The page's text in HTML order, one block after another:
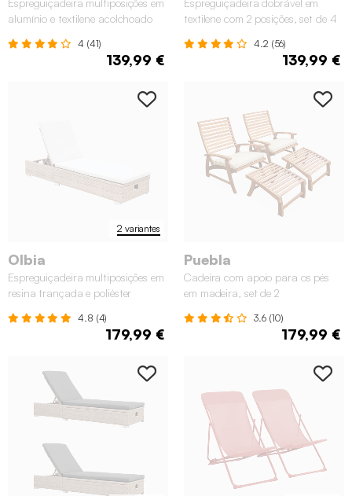
alumínio e textilene acolchoado
4 (41)
139,99 €
textilene com 2 posições, set de 4
4.2 (56)
139,99 €
2 variantes
Olbia
Espreguiçadeira multiposições em
resina trançada e poliéster
4.8 (4)
179,99 €
Puebla
Cadeira com apoio para os pés
em madeira, set de 2
3.6 (10)
179,99 €